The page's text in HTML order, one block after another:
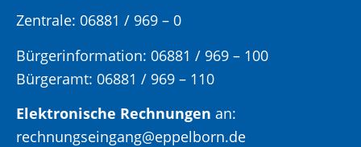
Zentrale: 06881 / 969 – 0
Bürgerinformation: 06881 / 969 – 100
Bürgeramt: 06881 / 969 – 110
Elektronische Rechnungen an:
rechnungseingang@eppelborn.de